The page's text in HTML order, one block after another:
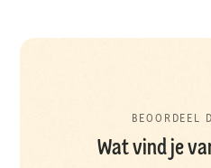
BEOORDEEL
Wat vind je